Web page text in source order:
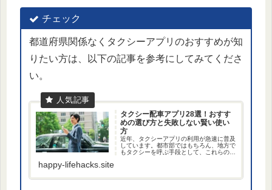
チェック
都道府県関係なくタクシーアプリのおすすめが知
りたい方は、以下の記事を参考にしてみてくださ
い。
タクシー配車アプリ28選！おすす
めの選び方と失敗しない賢い使い
方
近年、タクシーアプリの利用が急速に普及
しています。都市部ではもちろん、地方で
もタクシーを呼ぶ手段として、これらのア
いのか、また...
happy-lifehacks.site